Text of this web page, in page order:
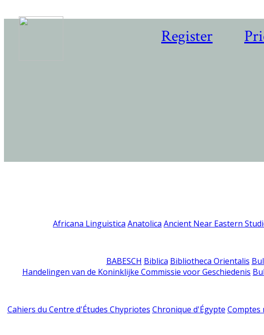
Register
Africana Linguistica Anatolica Ancient Near Eastern
BABESCH Biblica Bibliotheca Orientalis
Handelingen van de Koninklijke Commissie voor Geschiedenis
Cahiers du Centre d'Études Chypriotes Chronique d'Égypte Comptes